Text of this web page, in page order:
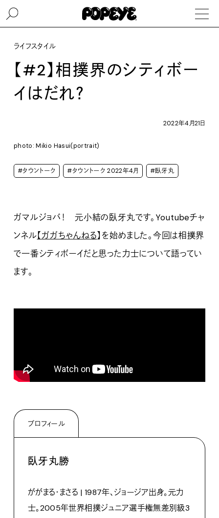
ライフスタイル
【#2】相撲界のシティボー
イはだれ？
2022年4月21日
photo: Mikio Hasui(portrait)
#タウントーク #タウントーク 2022年4月 #臥牙丸
ガマルジョバ！ 元小結の臥牙丸です。Youtubeチャ
ンネル【ガガちゃんねる】を始めました。今回は相撲界
で一番シティボーイだと思った力士について語ってい
ます。
プロフィール
臥牙丸勝
ががまる・まさる | 1987年、ジョージア出身。元力
士。2005年世界相撲ジュニア選手権無差別級3